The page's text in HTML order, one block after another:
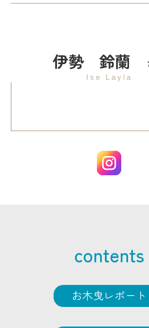
伊勢 鈴蘭
Ise Layla
contents
お木曳レポート